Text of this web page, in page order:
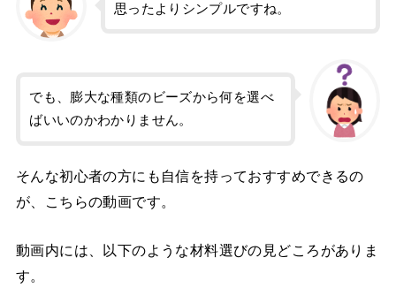
思ったよりシンプルですね。
でも、膨大な種類のビーズから何を選べ
ばいいのかわかりません。
そんな初心者の方にも自信を持っておすすめできるの
が、こちらの動画です。
動画内には、以下のような材料選びの見どころがありま
す。